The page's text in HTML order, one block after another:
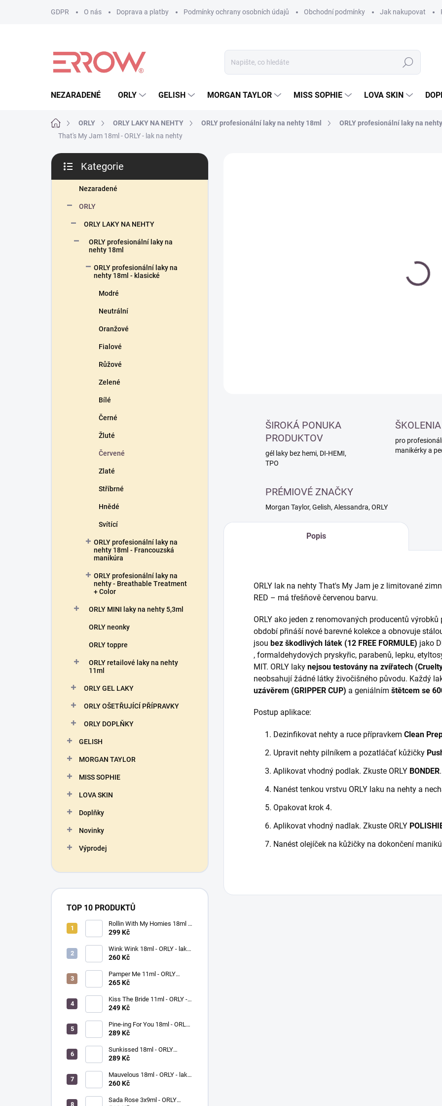
GDPR O nás Doprava a platby Podmínky ochrany osobních údajů Obchodní podmínky Jak nakupovat
Hledat
NEZARADENÉ ORLY GELISH MORGAN TAYLOR MISS SOPHIE LOVA SKIN
Domů ORLY ORLY LAKY NA NEHTY ORLY profesionální laky na nehty 18ml ORLY profesionální laky na
That's My Jam 18ml - ORLY - lak na nehty
P
s
kategorie
Kategorie
Nezaradené
ORLY
ORLY LAKY NA NEHTY
ORLY profesionální laky na
nehty 18ml
ORLY profesionální laky na
nehty 18ml - klasické
Modré
Neutrální
Oranžové
Fialové
Růžové
Zelené
Bílé
Černé
Žluté
Červené
Zlaté
Stříbrné
Hnědé
Svítící
ORLY profesionální laky na
nehty 18ml - Francouzská
manikúra
ORLY profesionální laky na
nehty - Breathable Treatment
+ Color
ORLY MINI laky na nehty 5,3ml
ORLY neonky
ORLY toppre
ORLY retailové laky na nehty
11ml
ORLY GEL LAKY
ORLY OŠETŘUJÍCÍ PŘÍPRAVKY
ORLY DOPLŇKY
GELISH
MORGAN TAYLOR
MISS SOPHIE
LOVA SKIN
Doplňky
Novinky
Výprodej
TOP 10 PRODUKTŮ
Rollin With My Homies 18ml -
ORLY - lak na nehty
299 Kč
Wink Wink 18ml - ORLY - lak
na nehty
260 Kč
Pamper Me 11ml - ORLY
BREATHABLE - ošetřující lak
265 Kč
Kiss The Bride 11ml - ORLY -
lak na nehty
249 Kč
Pine-ing For You 18ml - ORLY
BREATHABLE - ošetřující
289 Kč
Sunkissed 18ml - ORLY
BREATHABLE - ošetřující
289 Kč
Mauvelous 18ml - ORLY - lak
na nehty
260 Kč
Sada Rose 3x9ml - ORLY
ŠIROKÁ PONUKA
PRODUKTOV
gél laky bez hemi, DI-HEMI,
TPO
ŠKOLENIA
pro
manikérky a
PRÉMIOVÉ ZNAČKY
Morgan Taylor, Gelish, Alessandra, ORLY
Popis
ORLY lak na nehty That's My Jam je z limitované
RED – má třešňově červenou barvu.
ORLY ako jeden z renomovaných producentů výrobků
období přináší nové barevné kolekce a obnovuje
jsou bez škodlivých látek (12 FREE FORMULE) jako
, formaldehydových pryskyřic, parabenů, lepku,
MIT. ORLY laky nejsou testovány na zvířatech
neobsahují žádné látky živočišného původu. Každý
uzávěrem (GRIPPER CUP) a geniálním štětcem se
Postup aplikace:
Dezinfikovat nehty a ruce přípravkem Clean
Upravit nehty pilníkem a pozatláčať kůžičky
Aplikovat vhodný podlak. Zkuste ORLY BONDER.
Nanést tenkou vrstvu ORLY laku na nehty a
Opakovat krok 4.
Aplikovat vhodný nadlak. Zkuste ORLY
Nanést olejíček na kůžičky na dokončení